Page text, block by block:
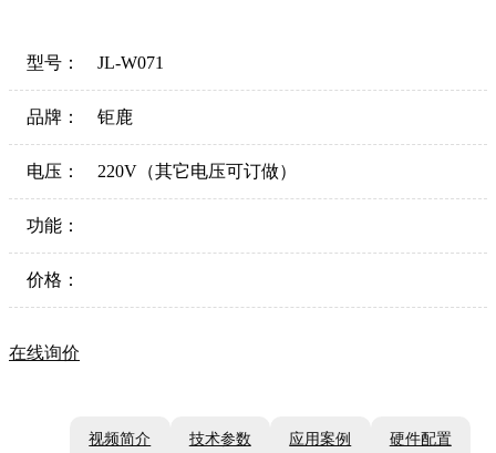
型号： JL-W071
品牌： 钜鹿
电压： 220V（其它电压可订做）
功能：
价格：
在线询价
视频简介 技术参数 应用案例 硬件配置